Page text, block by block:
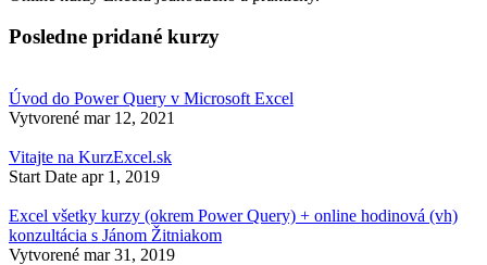
Posledne pridané kurzy
Úvod do Power Query v Microsoft Excel
Vytvorené mar 12, 2021
Vitajte na KurzExcel.sk
Start Date apr 1, 2019
Excel všetky kurzy (okrem Power Query) + online hodinová (vh)
konzultácia s Jánom Žitniakom
Vytvorené mar 31, 2019